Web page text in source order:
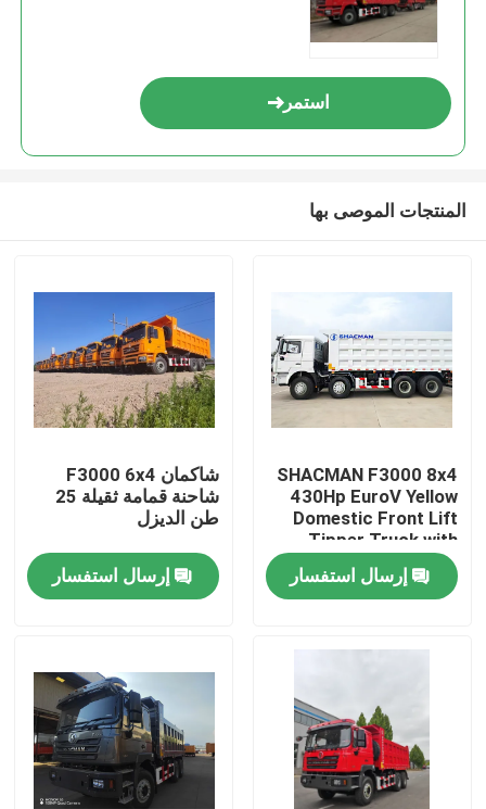
المنتجات
معلومات عنا
استمر
المنتجات الموصى بها
SHACMAN F3000 8x4
430Hp EuroV Yellow
Domestic Front Lift
Tipper Truck with
300L Fuel Tank and
12.00R20 Tires
إرسال استفسار
شاكمان F3000 6x4
شاحنة قمامة ثقيلة 25
طن الديزل
إرسال استفسار